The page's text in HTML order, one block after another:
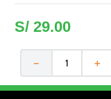
S/ 29.00
＋
－